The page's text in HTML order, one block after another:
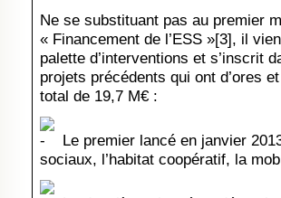
Ne se substituant pas au premier
« Financement de l’ESS »[3], il
palette d’interventions et s’inscrit
projets précédents qui ont d’ores
total de 19,7 M€ :
Le premier lancé en janvier
sociaux, l’habitat coopératif, la